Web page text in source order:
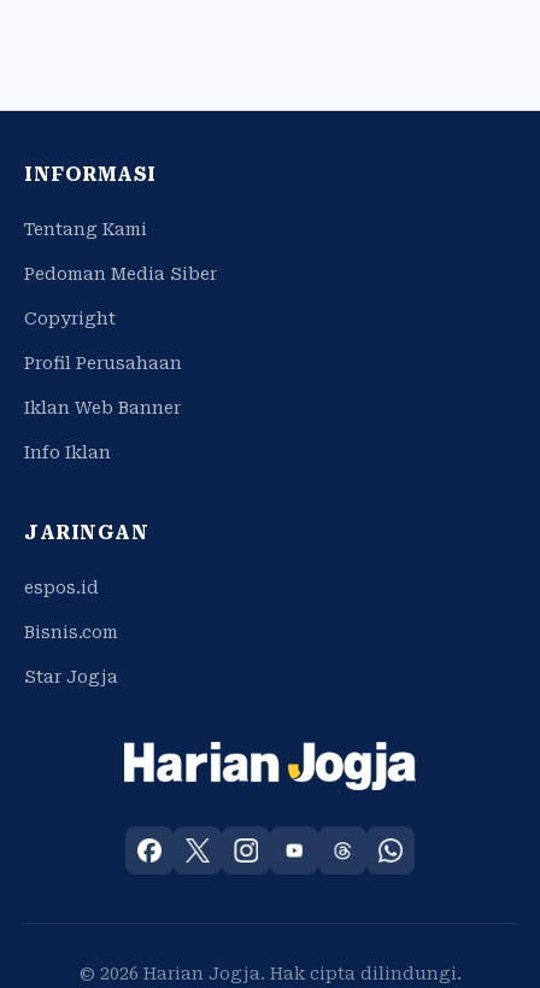
INFORMASI
Tentang Kami
Pedoman Media Siber
Copyright
Profil Perusahaan
Iklan Web Banner
Info Iklan
JARINGAN
espos.id
Bisnis.com
Star Jogja
© 2026 Harian Jogja. Hak cipta dilindungi.